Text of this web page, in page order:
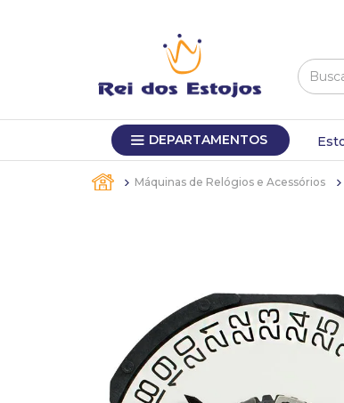
Buscar
DEPARTAMENTOS
Máquinas de Relógios e Acessórios
1º
máquina relógio pulso
estojos
7º
relogio
8º
sacolas
9